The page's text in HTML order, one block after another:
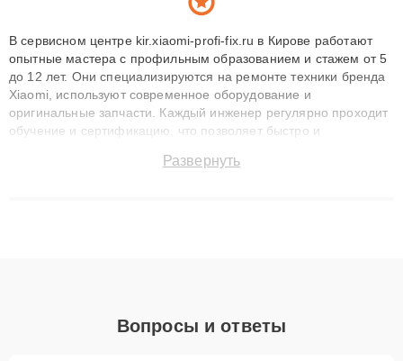
В сервисном центре kir.xiaomi-profi-fix.ru в Кирове работают
опытные мастера с профильным образованием и стажем от 5
до 12 лет. Они специализируются на ремонте техники бренда
Xiaomi, используют современное оборудование и
оригинальные запчасти. Каждый инженер регулярно проходит
обучение и сертификацию, что позволяет быстро и
сохранением гарантии до 3 лет. Наши мастера решают
Развернуть
Вопросы и ответы